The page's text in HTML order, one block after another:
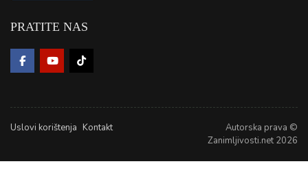
PRATITE NAS
Uslovi korištenja Kontakt
Autorska prava ©
Zanimljivosti.net 2026